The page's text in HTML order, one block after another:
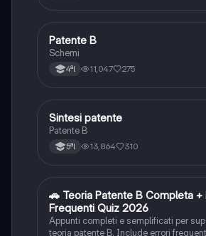
Altro
Patente B
Schemi
4ªl 11,047 275
Altro
Sintesi patente
Patente B
5ªl 13,864 310
Altro
🚗 Teoria Patente B Completa +
Frequenti Quiz 2026
Appunti completi e semplificati per
teoria patente B. Include errori